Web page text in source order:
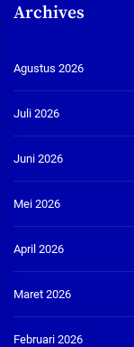
Archives
Agustus 2026
Juli 2026
Juni 2026
Mei 2026
April 2026
Maret 2026
Februari 2026